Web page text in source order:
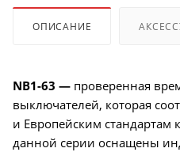
ОПИСАНИЕ
NB1-63 — проверенная
выключателей, которая
и Европейским стандартам
данной серии оснащены